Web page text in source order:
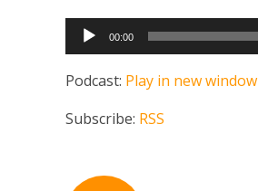
Tocador
de
áudio
00:00
Podcast: Play in new window
Subscribe: RSS